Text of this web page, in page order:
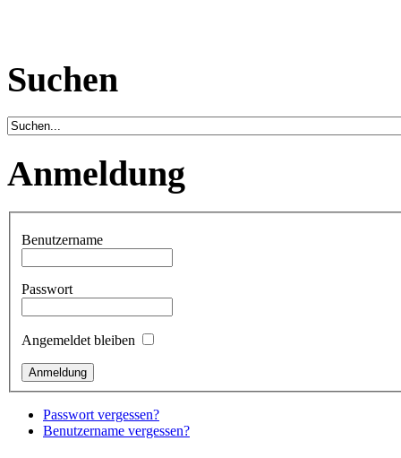
Suchen
Anmeldung
Benutzername
Passwort
Angemeldet bleiben
Passwort vergessen?
Benutzername vergessen?